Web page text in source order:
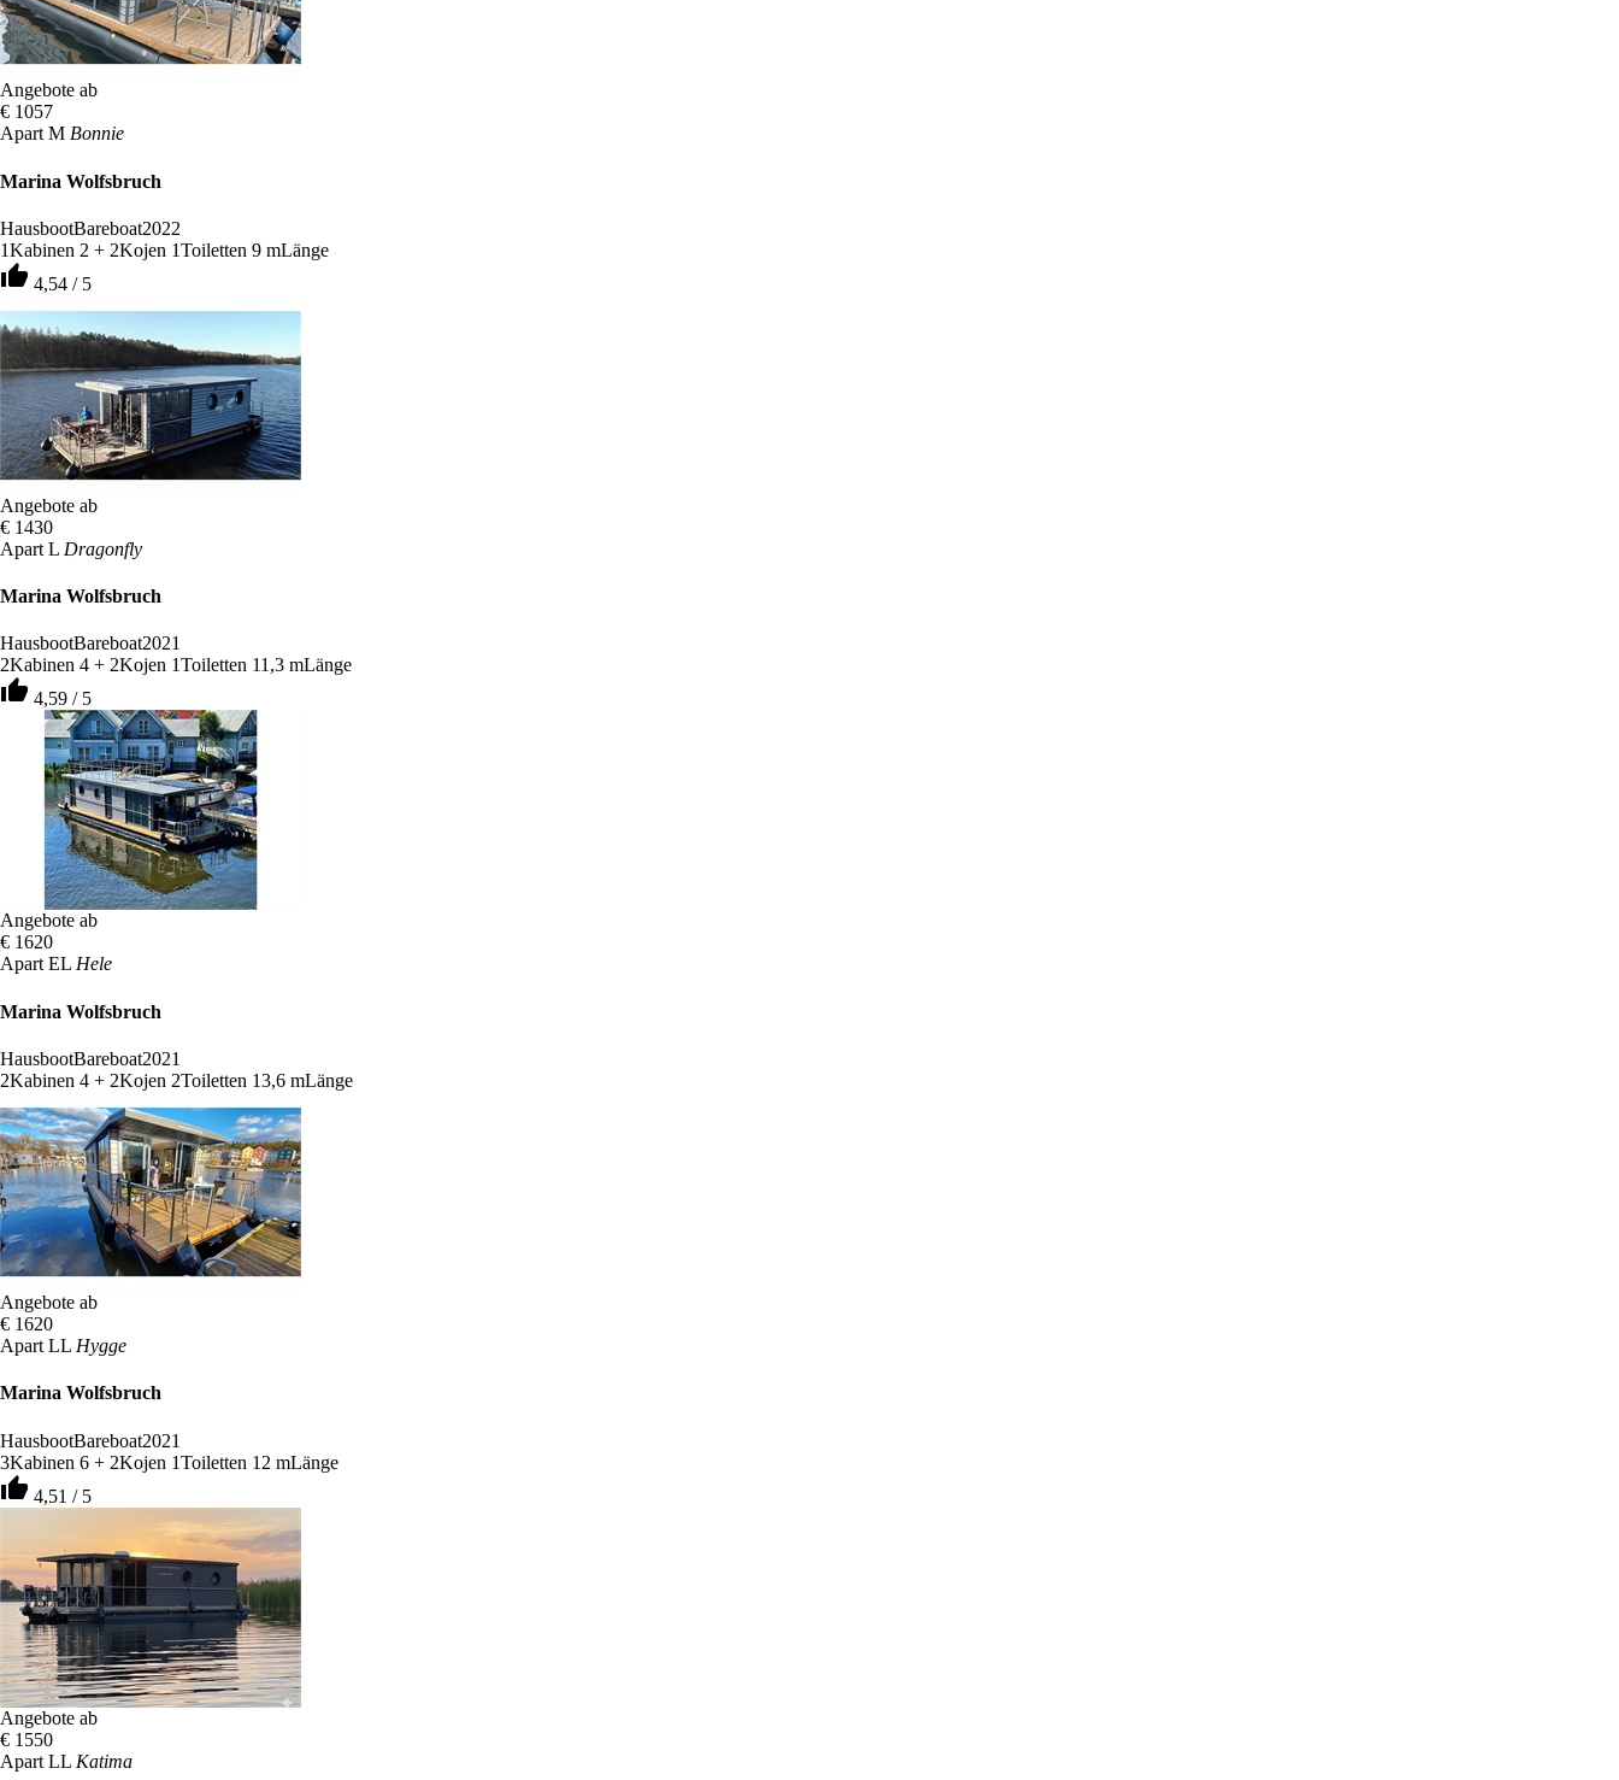
Angebote ab
€ 1057
Apart M Bonnie
Marina Wolfsbruch
HausbootBareboat2022
1Kabinen 2 + 2Kojen 1Toiletten 9 mLänge
thumb_up 4,54 / 5
Angebote ab
€ 1430
Apart L Dragonfly
Marina Wolfsbruch
HausbootBareboat2021
2Kabinen 4 + 2Kojen 1Toiletten 11,3 mLänge
thumb_up 4,59 / 5
Angebote ab
€ 1620
Apart EL Hele
Marina Wolfsbruch
HausbootBareboat2021
2Kabinen 4 + 2Kojen 2Toiletten 13,6 mLänge
Angebote ab
€ 1620
Apart LL Hygge
Marina Wolfsbruch
HausbootBareboat2021
3Kabinen 6 + 2Kojen 1Toiletten 12 mLänge
thumb_up 4,51 / 5
Angebote ab
€ 1550
Apart LL Katima